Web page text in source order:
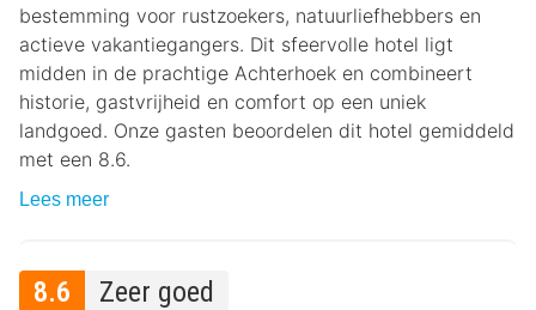
bestemming voor rustzoekers, natuurliefhebbers en
actieve vakantiegangers. Dit sfeervolle hotel ligt
midden in de prachtige Achterhoek en combineert
historie, gastvrijheid en comfort op een uniek
landgoed. Onze gasten beoordelen dit hotel gemiddeld
met een 8.6.
Lees meer
8.6 Zeer goed